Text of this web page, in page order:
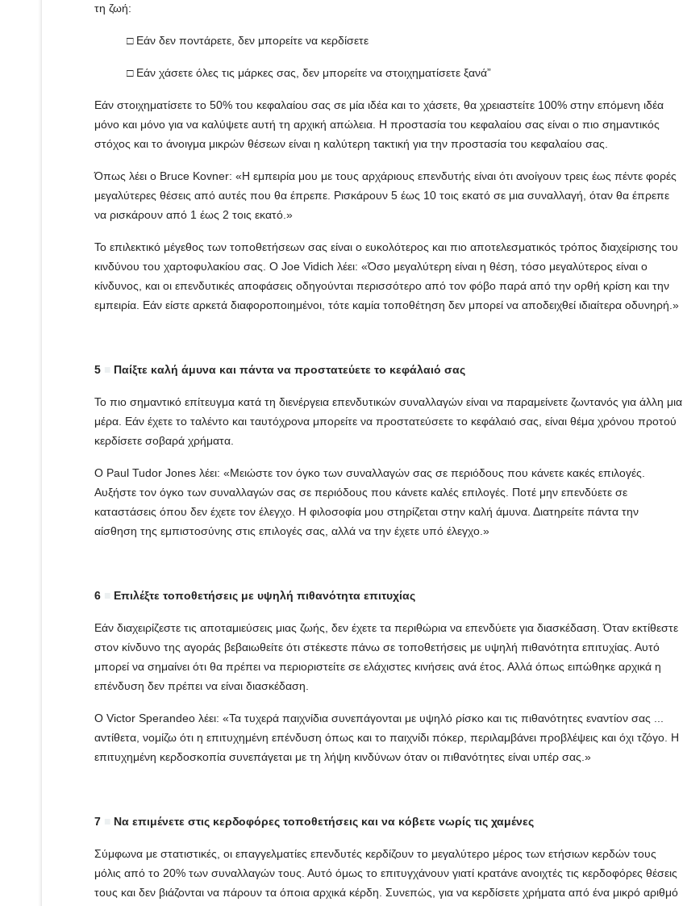
τη ζωή:
□ Εάν δεν ποντάρετε, δεν μπορείτε να κερδίσετε
□ Εάν χάσετε όλες τις μάρκες σας, δεν μπορείτε να στοιχηματίσετε ξανά”
Εάν στοιχηματίσετε το 50% του κεφαλαίου σας σε μία ιδέα και το χάσετε, θα χρειαστείτε 100% στην επόμενη ιδέα
μόνο και μόνο για να καλύψετε αυτή τη αρχική απώλεια. Η προστασία του κεφαλαίου σας είναι ο πιο σημαντικός
στόχος και το άνοιγμα μικρών θέσεων είναι η καλύτερη τακτική για την προστασία του κεφαλαίου σας.
Όπως λέει ο Bruce Kovner: «Η εμπειρία μου με τους αρχάριους επενδυτής είναι ότι ανοίγουν τρεις έως πέντε φορές
μεγαλύτερες θέσεις από αυτές που θα έπρεπε. Ρισκάρουν 5 έως 10 τοις εκατό σε μια συναλλαγή, όταν θα έπρεπε
να ρισκάρουν από 1 έως 2 τοις εκατό.»
Το επιλεκτικό μέγεθος των τοποθετήσεων σας είναι ο ευκολότερος και πιο αποτελεσματικός τρόπος διαχείρισης του
κινδύνου του χαρτοφυλακίου σας. Ο Joe Vidich λέει: «Όσο μεγαλύτερη είναι η θέση, τόσο μεγαλύτερος είναι ο
κίνδυνος, και οι επενδυτικές αποφάσεις οδηγούνται περισσότερο από τον φόβο παρά από την ορθή κρίση και την
εμπειρία. Εάν είστε αρκετά διαφοροποιημένοι, τότε καμία τοποθέτηση δεν μπορεί να αποδειχθεί ιδιαίτερα οδυνηρή.»
5 Παίξτε καλή άμυνα και πάντα να προστατεύετε το κεφάλαιό σας
Το πιο σημαντικό επίτευγμα κατά τη διενέργεια επενδυτικών συναλλαγών είναι να παραμείνετε ζωντανός για άλλη μια
μέρα. Εάν έχετε το ταλέντο και ταυτόχρονα μπορείτε να προστατεύσετε το κεφάλαιό σας, είναι θέμα χρόνου προτού
κερδίσετε σοβαρά χρήματα.
Ο Paul Tudor Jones λέει: «Μειώστε τον όγκο των συναλλαγών σας σε περιόδους που κάνετε κακές επιλογές.
Αυξήστε τον όγκο των συναλλαγών σας σε περιόδους που κάνετε καλές επιλογές. Ποτέ μην επενδύετε σε
καταστάσεις όπου δεν έχετε τον έλεγχο. Η φιλοσοφία μου στηρίζεται στην καλή άμυνα. Διατηρείτε πάντα την
αίσθηση της εμπιστοσύνης στις επιλογές σας, αλλά να την έχετε υπό έλεγχο.»
6 Επιλέξτε τοποθετήσεις με υψηλή πιθανότητα επιτυχίας
Εάν διαχειρίζεστε τις αποταμιεύσεις μιας ζωής, δεν έχετε τα περιθώρια να επενδύετε για διασκέδαση. Όταν εκτίθεστε
στον κίνδυνο της αγοράς βεβαιωθείτε ότι στέκεστε πάνω σε τοποθετήσεις με υψηλή πιθανότητα επιτυχίας. Αυτό
μπορεί να σημαίνει ότι θα πρέπει να περιοριστείτε σε ελάχιστες κινήσεις ανά έτος. Αλλά όπως ειπώθηκε αρχικά η
επένδυση δεν πρέπει να είναι διασκέδαση.
Ο Victor Sperandeo λέει: «Τα τυχερά παιχνίδια συνεπάγονται με υψηλό ρίσκο και τις πιθανότητες εναντίον σας ...
αντίθετα, νομίζω ότι η επιτυχημένη επένδυση όπως και το παιχνίδι πόκερ, περιλαμβάνει προβλέψεις και όχι τζόγο. Η
επιτυχημένη κερδοσκοπία συνεπάγεται με τη λήψη κινδύνων όταν οι πιθανότητες είναι υπέρ σας.»
7 Να επιμένετε στις κερδοφόρες τοποθετήσεις και να κόβετε νωρίς τις χαμένες
Σύμφωνα με στατιστικές, οι επαγγελματίες επενδυτές κερδίζουν το μεγαλύτερο μέρος των ετήσιων κερδών τους
μόλις από το 20% των συναλλαγών τους. Αυτό όμως το επιτυγχάνουν γιατί κρατάνε ανοιχτές τις κερδοφόρες θέσεις
τους και δεν βιάζονται να πάρουν τα όποια αρχικά κέρδη. Συνεπώς, για να κερδίσετε χρήματα από ένα μικρό αριθμό